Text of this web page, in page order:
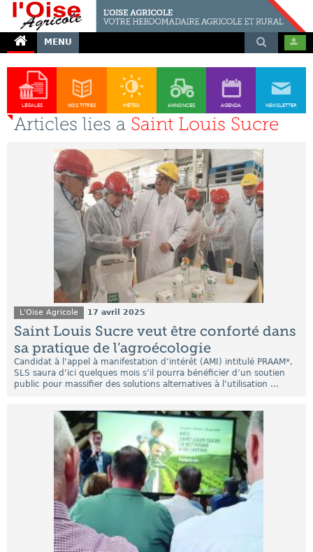
MENU
LÉGALES NOS TITRES MÉTÉO ANNONCES AGENDA NEWSLETTER
Articles lies a Saint Louis Sucre
L'Oise Agricole 17 avril 2025
Saint Louis Sucre veut être conforté dans
sa pratique de l’agroécologie
Candidat à l’appel à manifestation d’intérêt (AMI) intitulé PRAAM*,
SLS saura d’ici quelques mois s’il pourra bénéficier d’un soutien
public pour massifier des solutions alternatives à l’utilisation ...